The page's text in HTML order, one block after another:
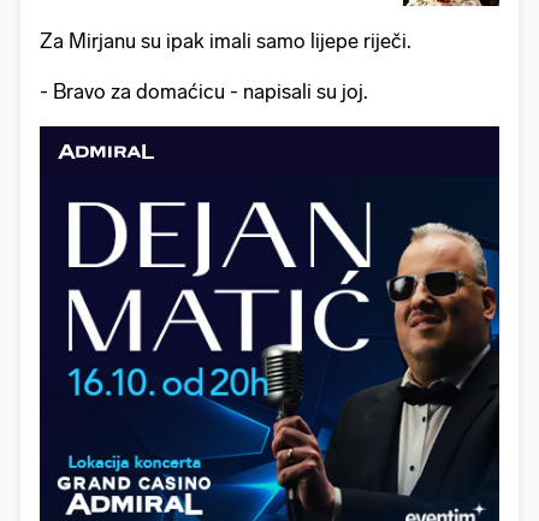
Za Mirjanu su ipak imali samo lijepe riječi.
- Bravo za domaćicu - napisali su joj.